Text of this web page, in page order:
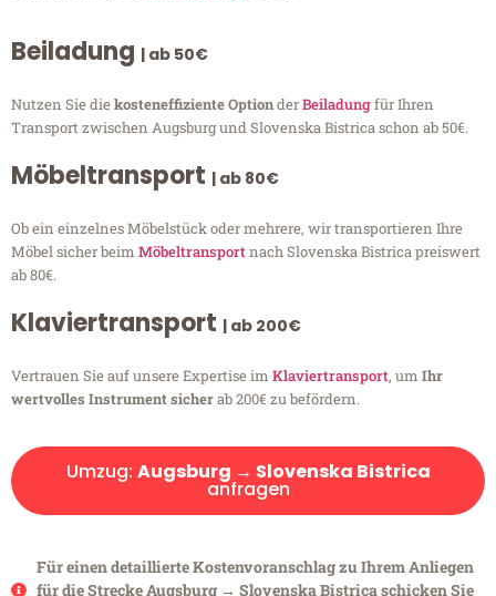
Beiladung | ab 50€
Nutzen Sie diekosteneffiziente OptionderBeiladungfür Ihren
Transport zwischen Augsburg und Slovenska Bistrica schon ab 50€.
Möbeltransport | ab 80€
Ob ein einzelnes Möbelstück oder mehrere, wir transportieren Ihre
Möbel sicher beim Möbeltransportnach Slovenska Bistrica preiswert
ab 80€.
Klaviertransport | ab 200€
Vertrauen Sie auf unsere Expertise im Klaviertransport, um Ihr
wertvolles Instrument sicherab 200€ zu befördern.
Umzug: Augsburg → Slovenska Bistrica
anfragen
Für einen detaillierte Kostenvoranschlag zu Ihrem Anliegen
für die Strecke Augsburg → Slovenska Bistrica schicken Sie